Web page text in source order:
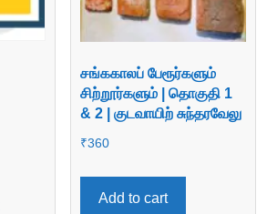
சங்ககாலப் பேரூர்களும்
சிற்றூர்களும் | தொகுதி 1
& 2 | குடவாயிற் சுந்தரவேலு
₹360
Add to cart